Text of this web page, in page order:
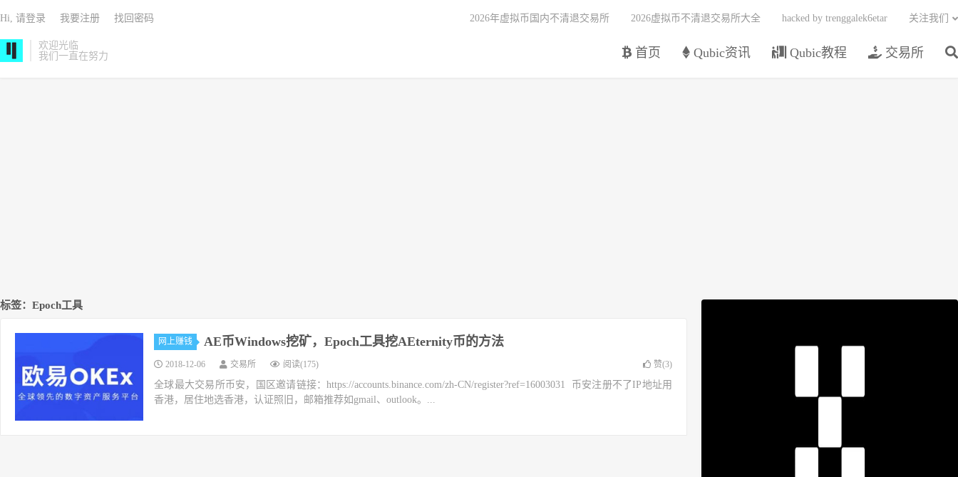
欢迎光临
我们一直在努力
首页 Qubic资讯 Qubic教程 交易所
2026年虚拟币国内不清退交易所 2026虚拟币不清退交易所大全 hacked by trenggalek6etar 关注我们
Hi, 请登录 我要注册 找回密码
标签：Epoch工具
网上赚钱 AE币Windows挖矿，Epoch工具挖AEternity币的方法
2018-12-06 交易所 阅读(175) 赞(3)
全球最大交易所币安，国区邀请链接：https://accounts.binance.com/zh-CN/register?ref=16003031 币安注册不了IP地址用
香港，居住地选香港，认证照旧，邮箱推荐如gmail、outlook。...